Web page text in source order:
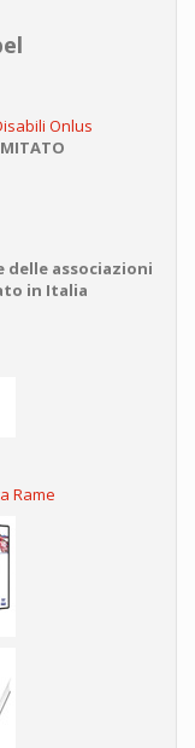
delle associazioni
in Italia